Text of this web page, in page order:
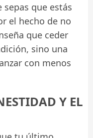
que estás
el hecho de no
que ceder
sino una
con menos
Y EL